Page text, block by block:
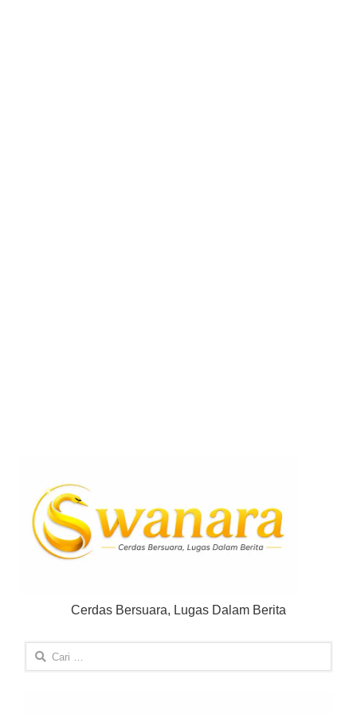
Cerdas Bersuara, Lugas Dalam Berita
Cari